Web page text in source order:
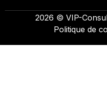
2026 © VIP-
Politique de